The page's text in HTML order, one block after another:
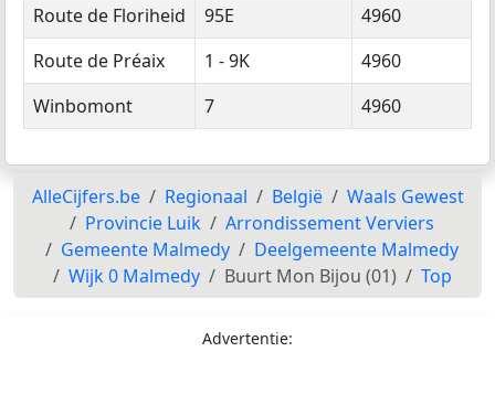
Route de Floriheid
95E
4960
Route de Préaix
1 - 9K
4960
Winbomont
7 4960
AlleCijfers.be Regionaal België
Waals Gewest
Provincie Luik
Arrondissement Verviers
Gemeente Malmedy
Deelgemeente Malmedy
Wijk 0 Malmedy
Buurt Mon Bijou (01) Top
Advertentie: